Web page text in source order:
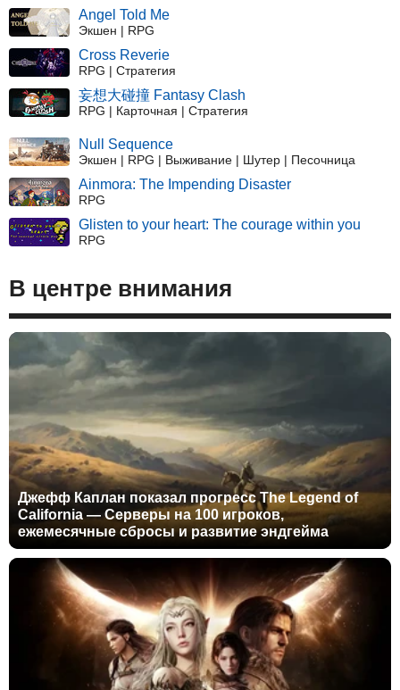
Angel Told Me
Экшен | RPG
Cross Reverie
RPG | Стратегия
妄想大碰撞 Fantasy Clash
RPG | Карточная | Стратегия
Null Sequence
Экшен | RPG | Выживание | Шутер | Песочница
Ainmora: The Impending Disaster
RPG
Glisten to your heart: The courage within you
RPG
В центре внимания
Джефф Каплан показал прогресс The Legend of
California — Серверы на 100 игроков,
ежемесячные сбросы и развитие эндгейма